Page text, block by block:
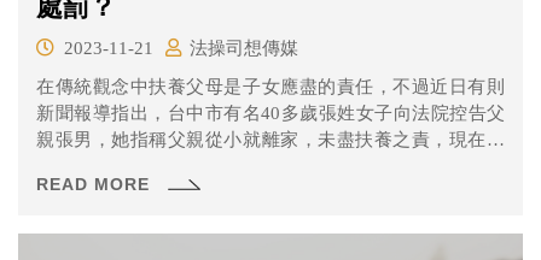
處罰？
2023-11-21
法操司想傳媒
在傳統觀念中扶養父母是子女應盡的責任，不過近日有則
新聞報導指出，台中市有名40多歲張姓女子向法院控告父
親張男，她指稱父親從小就離家，未盡扶養之責，現在已
自己「是不負責任的父親，對女兒很抱歉」，但仍堅稱女
READ MORE